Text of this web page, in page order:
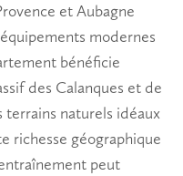
et Aubagne
modernes
bénéficie
des Calanques et de
naturels idéaux
richesse géographique
peut